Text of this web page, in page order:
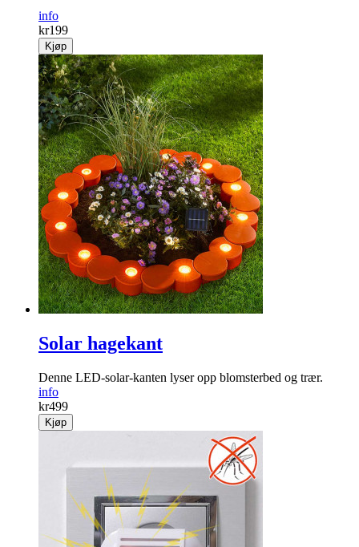
info
kr199
Kjøp
Solar hagekant
Denne LED-solar-kanten lyser opp blomster­bed og trær.
info
kr499
Kjøp